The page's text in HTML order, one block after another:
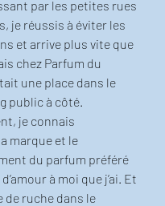
par les petites rues
je réussis à éviter les
et arrive plus vite que
chez Parfum du
une place dans le
public à côté.
je connais
marque et le
du parfum préféré
à moi que j’ai. Et
de ruche dans le